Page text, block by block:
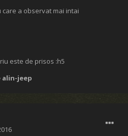
a observat mai intai
este de prisos :h5
jeep